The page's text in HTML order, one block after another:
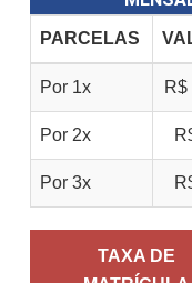
PARCELAS
Por 1x R$
Por 2x
Por 3x
TAXA DE